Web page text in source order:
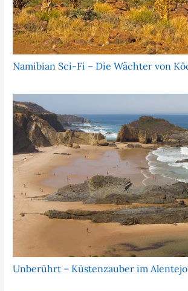
Unberührt – Küstenzauber im Alentejo